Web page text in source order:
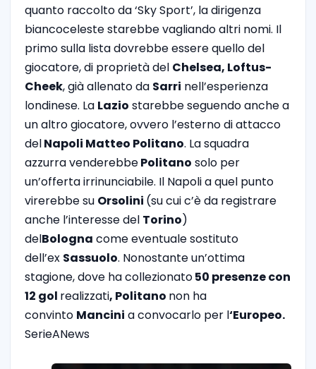
quanto raccolto da ‘Sky Sport’, la dirigenza
biancoceleste starebbe vagliando altri nomi. Il
primo sulla lista dovrebbe essere quello del
giocatore, di proprietà del Chelsea, Loftus-
Cheek, già allenato da Sarri nell’esperienza
londinese. La Lazio starebbe seguendo anche a
un altro giocatore, ovvero l’esterno di attacco
delNapoli Matteo Politano. La squadra
azzurra venderebbePolitano solo per
un’offerta irrinunciabile. Il Napoli a quel punto
virerebbe su Orsolini (su cui c’è da registrare
anche l’interesse del Torino)
delBologna come eventuale sostituto
dell’ex Sassuolo. Nonostante un’ottima
stagione, dove ha collezionato50 presenze con
12 gol realizzati, Politano non ha
convinto Mancini a convocarlo per l‘Europeo.
SerieANews